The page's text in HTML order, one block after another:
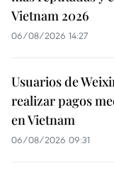
Vietnam 2026
06/08/2026 14:27
Usuarios de
realizar pagos
en Vietnam
06/08/2026 09:31